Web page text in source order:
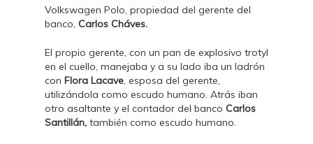
Volkswagen Polo, propiedad del gerente del
banco, Carlos Cháves.
El propio gerente, con un pan de explosivo trotyl
en el cuello, manejaba y a su lado iba un ladrón
con Flora Lacave, esposa del gerente,
utilizándola como escudo humano. Atrás iban
otro asaltante y el contador del banco Carlos
Santillán, también como escudo humano.